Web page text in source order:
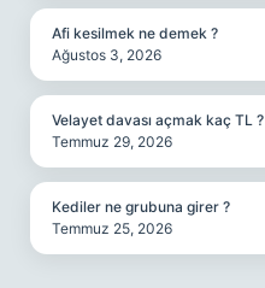
Afi kesilmek ne demek ?
Ağustos 3, 2026
Velayet davası açmak kaç TL ?
Temmuz 29, 2026
Kediler ne grubuna girer ?
Temmuz 25, 2026